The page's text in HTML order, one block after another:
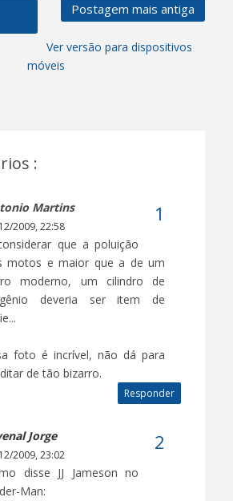
Postagem mais antiga
Ver versão para dispositivos
móveis
:
Martins
2009, 22:58
que a poluição
motos e maior que a de um
moderno, um cilindro de
deveria ser item de
foto é incrível, não dá para
de tão bizarro.
Responder
Jorge
2009, 23:02
disse JJ Jameson no
Man: